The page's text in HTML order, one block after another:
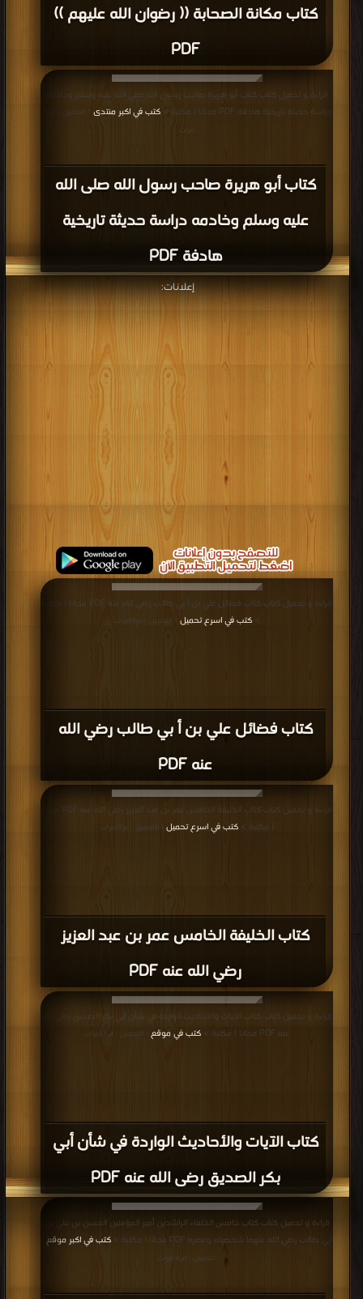
كتاب مكانة الصحابة (( رضوان الله عليهم ))
PDF
كتاب أبو هريرة صاحب رسول الله صلى الله
عليه وسلم وخادمه دراسة حديثة تاريخية
هادفة PDF
قراءة و تحميل كتاب كتاب أبو هريرة صاحب رسول الله صلى الله عليه وسلم وخادمه
دراسة حديثة تاريخية هادفة PDF مجانا | مكتبة >
كتب في اكبر منتدى | التحميل : مرة/
مرات
إعلانات:
كتاب فضائل علي بن أ بي طالب رضي الله
عنه PDF
قراءة و تحميل كتاب كتاب فضائل علي بن أ بي طالب رضي الله عنه PDF مجانا | مكتبة
>كتب في اسرع تحميل | التحميل : مرة/مرات
كتاب الخليفة الخامس عمر بن عبد العزيز
رضي الله عنه PDF
| مكتبة >كتب في اسرع تحميل | التحميل : مرة/مرات
كتاب الآيات والأحاديث الواردة في شأن أبي
بكر الصديق رضى الله عنه PDF
قراءة و تحميل كتاب كتاب الآيات والأحاديث الواردة في شأن أبي بكر الصديق رضى الله
عنه PDF مجانا | مكتبة >
كتب في موقع | التحميل : مرة/مرات
قراءة و تحميل كتاب كتاب خامس الخلفاء الراشدين أمير المؤمنين الحسن بن علي بن
أبي طالب رضي الله عنهما شخصيته وعصره PDF مجانا | مكتبة >
كتب في اكبر موقع
التحميل : مرة/مرات